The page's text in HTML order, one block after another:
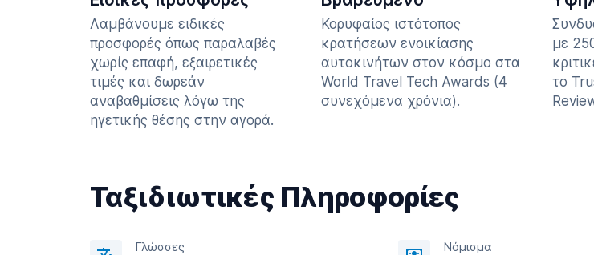
Λαμβάνουμε ειδικές
προσφορές όπως παραλαβές
χωρίς επαφή, εξαιρετικές
τιμές και δωρεάν
αναβαθμίσεις λόγω της
ηγετικής θέσης στην αγορά.
Κορυφαίος ιστότοπος
κρατήσεων ενοικίασης
αυτοκινήτων στον κόσμο στα
World Travel Tech Awards (4
συνεχόμενα χρόνια).
με
το
Ταξιδιωτικές Πληροφορίες
Γλώσσες Νόμισμα